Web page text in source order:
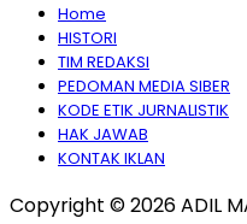
Home
HISTORI
TIM REDAKSI
PEDOMAN MEDIA SIBER
KODE ETIK JURNALISTIK
HAK JAWAB
KONTAK IKLAN
Copyright © 2026 ADIL